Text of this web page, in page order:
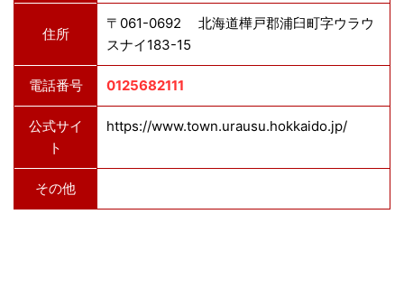
住所
〒061-0692 北海道樺戸郡浦臼町字ウラウ
スナイ183-15
電話番号 0125682111
公式サイ
ト
https://www.town.urausu.hokkaido.jp/
その他